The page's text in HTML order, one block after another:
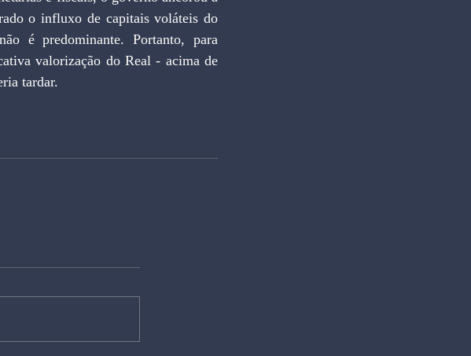
o influxo de capitais voláteis do
é predominante. Portanto, para
valorização do Real - acima de
tardar.